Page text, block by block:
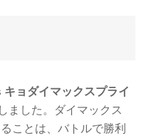
ョダイマックスプライ
ました。ダイマックス
ことは、バトルで勝利